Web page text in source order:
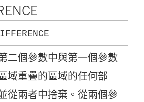
二個參數中與第一個參數
域重疊的區域的任何部
從兩者中捨棄。從兩個參